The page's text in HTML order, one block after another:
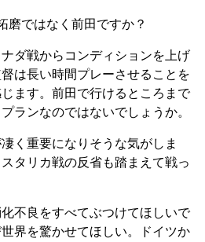
ではなく前田ですか？
ダ戦からコンディションを上げ
は長い時間プレーさせることを
ます。前田で行けるところまで
ランなのではないでしょうか。
く重要になりそうな気がしま
タリカ戦の反省も踏まえて戦っ
不良をすべてぶつけてほしいで
界を驚かせてほしい。ドイツか